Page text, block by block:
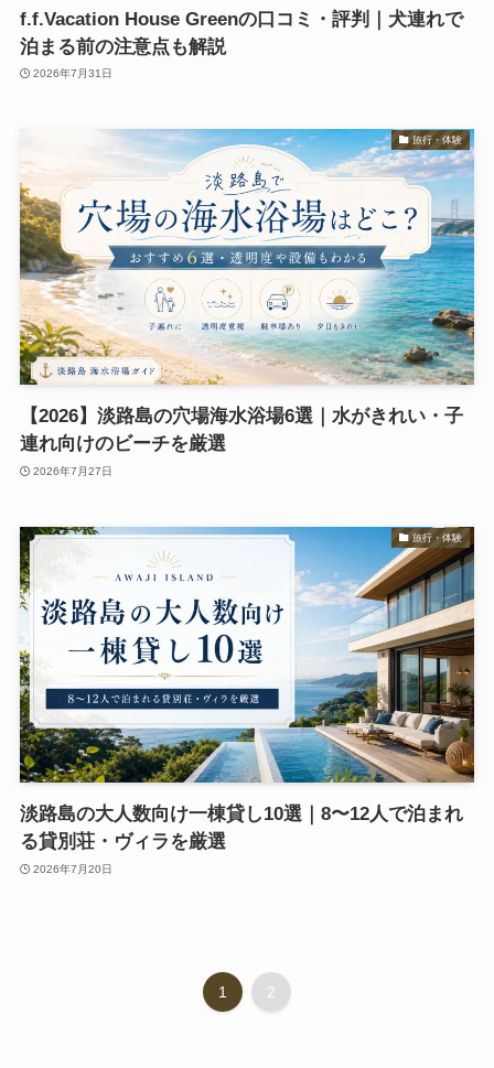
f.f.Vacation House Greenの口コミ・評判｜犬連れで
泊まる前の注意点も解説
2026年7月31日
旅行・体験
【2026】淡路島の穴場海水浴場6選｜水がきれい・子
連れ向けのビーチを厳選
2026年7月27日
旅行・体験
淡路島の大人数向け一棟貸し10選｜8〜12人で泊まれ
る貸別荘・ヴィラを厳選
2026年7月20日
1 2